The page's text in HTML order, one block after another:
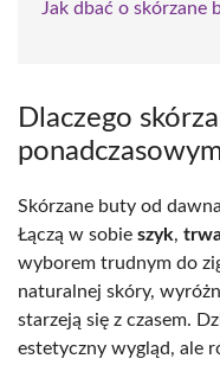
Jak dbać o skórzane
Dlaczego
Skórzane buty od
Łączą w sobie szyk,
wyborem trudnym do
naturalnej skóry,
starzeją się z czasem.
estetyczny wygląd, ale